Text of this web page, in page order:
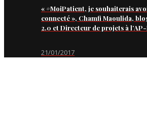
« #MoiPatient, je souhaiterais
connecté », Chamfi Maoulida,
2.0 et Directeur de projets à
21/01/2017